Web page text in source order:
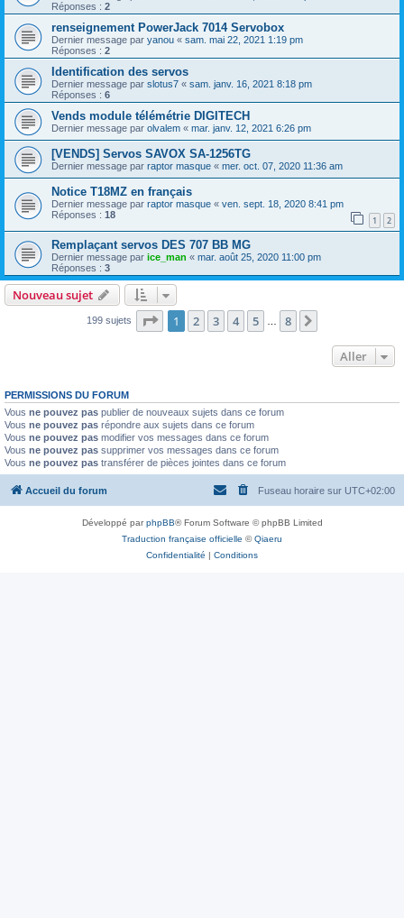
Réponses : 2
renseignement PowerJack 7014 Servobox
Dernier message par yanou « sam. mai 22, 2021 1:19 pm
Réponses : 2
Identification des servos
Dernier message par slotus7 « sam. janv. 16, 2021 8:18 pm
Réponses : 6
Vends module télémétrie DIGITECH
Dernier message par olvalem « mar. janv. 12, 2021 6:26 pm
[VENDS] Servos SAVOX SA-1256TG
Dernier message par raptor masque « mer. oct. 07, 2020 11:36 am
Notice T18MZ en français
Dernier message par raptor masque « ven. sept. 18, 2020 8:41 pm
Réponses : 18 1 2
Remplaçant servos DES 707 BB MG
Dernier message par ice_man « mar. août 25, 2020 11:00 pm
Réponses : 3
Nouveau sujet
199 sujets Page 1sur8
1 2 3 4 5 8
Aller
PERMISSIONS DU FORUM
Vous ne pouvez pas publier de nouveaux sujets dans ce forum
Vous ne pouvez pas répondre aux sujets dans ce forum
Vous ne pouvez pas modifier vos messages dans ce forum
Vous ne pouvez pas supprimer vos messages dans ce forum
Vous ne pouvez pas transférer de pièces jointes dans ce forum
Accueil du forum Fuseau horaire sur UTC+02:00
Développé parphpBB® Forum Software © phpBB Limited
Traduction française officielle ©Qiaeru
Confidentialité | Conditions